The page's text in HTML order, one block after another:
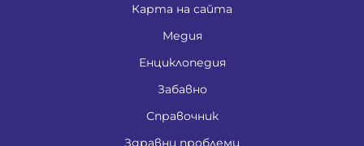
Карта на сайта
Медия
Енциклопедия
Забавно
Справочник
Здравни проблеми